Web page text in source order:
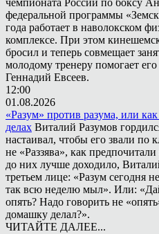
федеральной программы
года работает в наволокском
комплексе. При этом
бросил и теперь совмещает
молодому тренеру помогает
Геннадий Евсеев.
12:00
01.08.2026
«Разум» против разума, или
делах Виталий Разумов
настаивал, чтобы его звали по
не «Раззява», как
до них лучше доходило,
третьем лице: «Разум сегодня
так всю неделю мыл». Или:
опять? Надо говорить не
домашку делал?».
ЧИТАЙТЕ ДАЛЕЕ...